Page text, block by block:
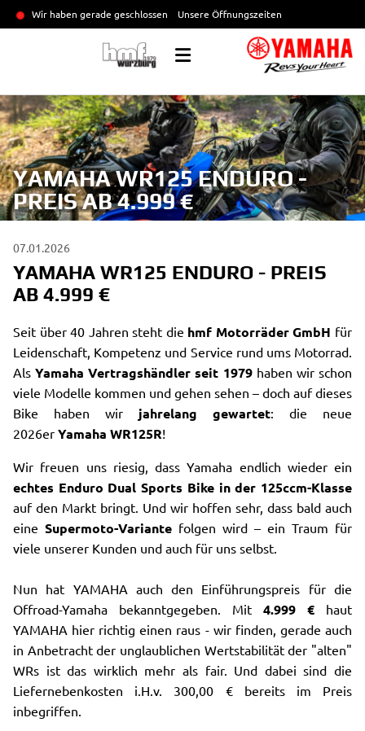
Wir haben gerade geschlossen Unsere Öffnungszeiten
YAMAHA WR125 ENDURO -
PREIS AB 4.999 €
07.01.2026
YAMAHA WR125 ENDURO - PREIS
AB 4.999 €
Seit über 40 Jahren steht die hmf Motorräder GmbH für
Leidenschaft, Kompetenz und Service rund ums Motorrad.
AlsYamaha Vertragshändler seit 1979haben wir schon
viele Modelle kommen und gehen sehen – doch auf dieses
Bike haben wir jahrelang gewartet: die neue
2026er Yamaha WR125R!
Wir freuen uns riesig, dass Yamaha endlich wieder ein
echtes Enduro Dual Sports Bike in der 125ccm-Klasse
auf den Markt bringt. Und wir hoffen sehr, dass bald auch
eine Supermoto-Variante folgen wird – ein Traum für
viele unserer Kunden und auch für uns selbst.
Nun hat YAMAHA auch den Einführungspreis für die
Offroad-Yamaha bekanntgegeben. Mit 4.999 € haut
YAMAHA hier richtig einen raus - wir finden, gerade auch
in Anbetracht der unglaublichen Wertstabilität der "alten"
WRs ist das wirklich mehr als fair. Und dabei sind die
Liefernebenkosten i.H.v. 300,00 € bereits im Preis
inbegriffen.